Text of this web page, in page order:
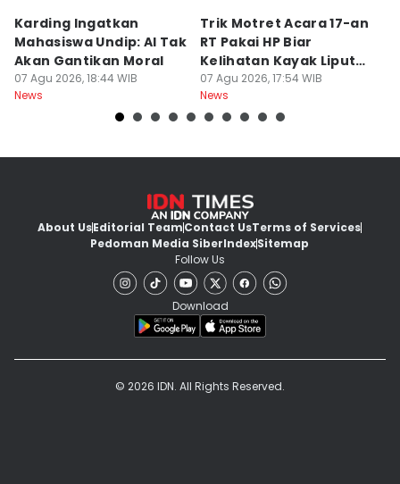
Karding Ingatkan
Mahasiswa Undip: AI Tak
Akan Gantikan Moral
07 Agu 2026, 18:44 WIB
News
Trik Motret Acara 17-an
RT Pakai HP Biar
Kelihatan Kayak Liputan
Festival Nasional
07 Agu 2026, 17:54 WIB
News
About UsEditorial TeamContact UsTerms of Services
Pedoman Media SiberIndexSitemap
Follow Us
Download
© 2026 IDN. All Rights Reserved.